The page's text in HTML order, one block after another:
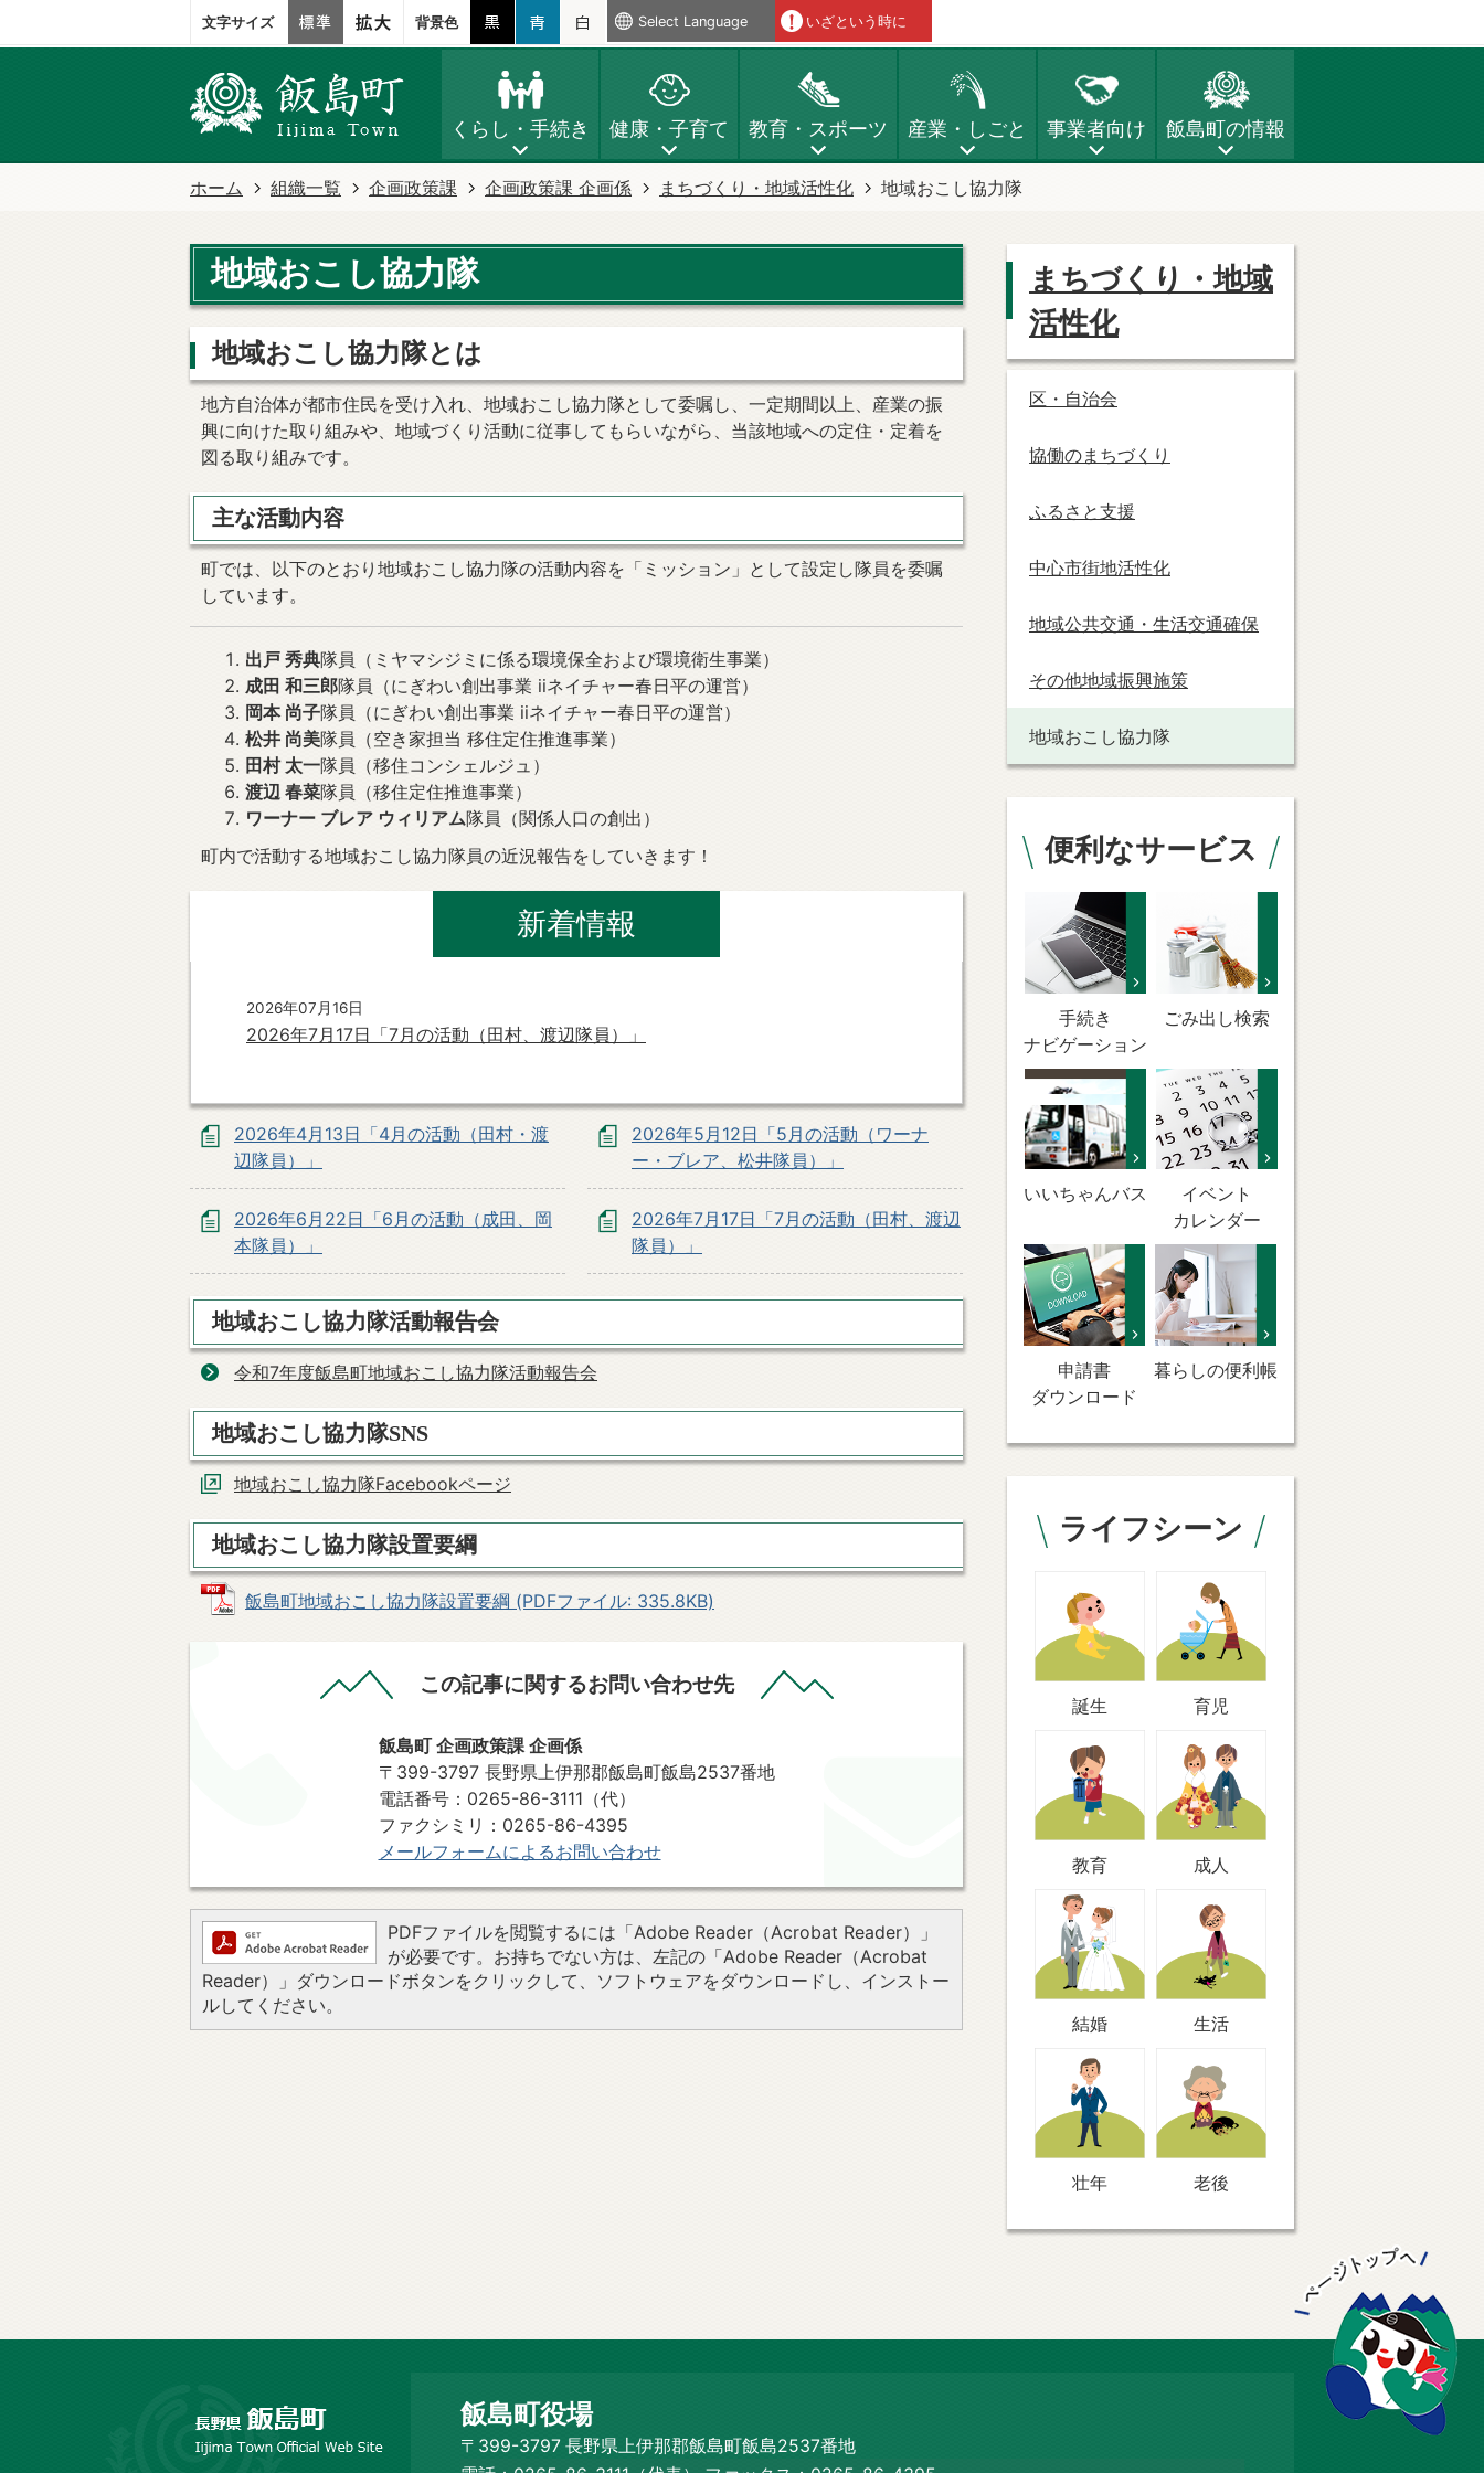
文字サイズ 背景色 Select Language いざという時に
くらし・手続き 健康・子育て 教育・スポーツ 産業・しごと 事業者向け 飯島町の情報
ホーム 組織一覧 企画政策課 企画政策課 企画係 まちづくり・地域活性化 地域おこし協力隊
地域おこし協力隊
地域おこし協力隊とは
地方自治体が都市住民を受け入れ、地域おこし協力隊として委嘱し、一定期間以上、産業の振
興に向けた取り組みや、地域づくり活動に従事してもらいながら、当該地域への定住・定着を
図る取り組みです。
主な活動内容
町では、以下のとおり地域おこし協力隊の活動内容を「ミッション」として設定し隊員を委嘱
しています。
出戸 秀典隊員（ミヤマシジミに係る環境保全および環境衛生事業）
成田 和三郎隊員（にぎわい創出事業 iiネイチャー春日平の運営）
岡本 尚子隊員（にぎわい創出事業 iiネイチャー春日平の運営）
松井 尚美隊員（空き家担当 移住定住推進事業）
田村 太一隊員（移住コンシェルジュ）
渡辺 春菜隊員（移住定住推進事業）
ワーナー ブレア ウィリアム隊員（関係人口の創出）
町内で活動する地域おこし協力隊員の近況報告をしていきます！
新着情報
2026年07月16日
2026年7月17日「7月の活動（田村、渡辺隊員）」
2026年4月13日「4月の活動（田村・渡
辺隊員）」
2026年5月12日「5月の活動（ワーナ
ー・ブレア、松井隊員）」
2026年6月22日「6月の活動（成田、岡
本隊員）」
2026年7月17日「7月の活動（田村、渡辺
隊員）」
地域おこし協力隊活動報告会
令和7年度飯島町地域おこし協力隊活動報告会
地域おこし協力隊SNS
地域おこし協力隊Facebookページ
地域おこし協力隊設置要綱
飯島町地域おこし協力隊設置要綱 (PDFファイル: 335.8KB)
この記事に関するお問い合わせ先
飯島町 企画政策課 企画係
〒399-3797 長野県上伊那郡飯島町飯島2537番地
電話番号：0265-86-3111（代）
ファクシミリ：0265-86-4395
メールフォームによるお問い合わせ
PDFファイルを閲覧するには「Adobe Reader（Acrobat Reader）」
が必要です。お持ちでない方は、左記の「Adobe Reader（Acrobat
Reader）」ダウンロードボタンをクリックして、ソフトウェアをダウンロードし、インストー
ルしてください。
まちづくり・地域
活性化
区・自治会
協働のまちづくり
ふるさと支援
中心市街地活性化
地域公共交通・生活交通確保
その他地域振興施策
地域おこし協力隊
便利なサービス
手続き
ナビゲーション
ごみ出し検索
いいちゃんバス
イベント
カレンダー
申請書
ダウンロード
暮らしの便利帳
ライフシーン
誕生 育児
教育 成人
結婚 生活
壮年 老後
飯島町役場
〒399-3797 長野県上伊那郡飯島町飯島2537番地